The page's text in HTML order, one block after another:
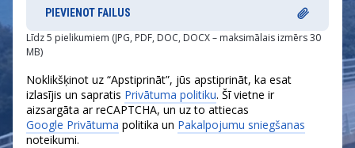
PIEVIENOT FAILUS
Līdz 5 pielikumiem (JPG, PDF, DOC, DOCX – maksimālais izmērs 30
MB)
Noklikšķinot uz “Apstiprināt”, jūs apstiprināt, ka esat
izlasījis un sapratis Privātuma politiku. Šī vietne ir
aizsargāta ar reCAPTCHA, un uz to attiecas
Google Privātuma politika un Pakalpojumu sniegšanas
noteikumi.